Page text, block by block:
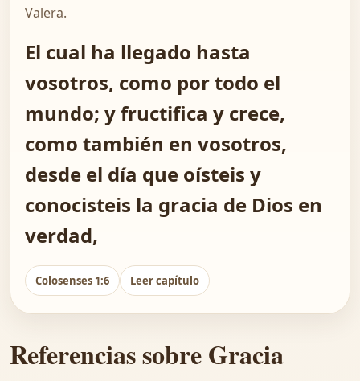
Valera.
El cual ha llegado hasta
vosotros, como por todo el
mundo; y fructifica y crece,
como también en vosotros,
desde el día que oísteis y
conocisteis la gracia de Dios en
verdad,
Colosenses 1:6 Leer capítulo
Referencias sobre Gracia